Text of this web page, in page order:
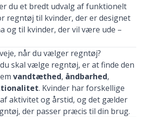
du et bredt udvalgaffunktionelt
regntøj til kvinder, dererdesignet
ogtil kvinder, dervil være ude –
nårdu vælger regntøj?
du skal vælge regntøj, eratfinde den
vandtæthed, åndbarhed,
. Kvinder harforskellige
afaktivitetogårstid, ogdet gælder
der passer præcis til din brug.